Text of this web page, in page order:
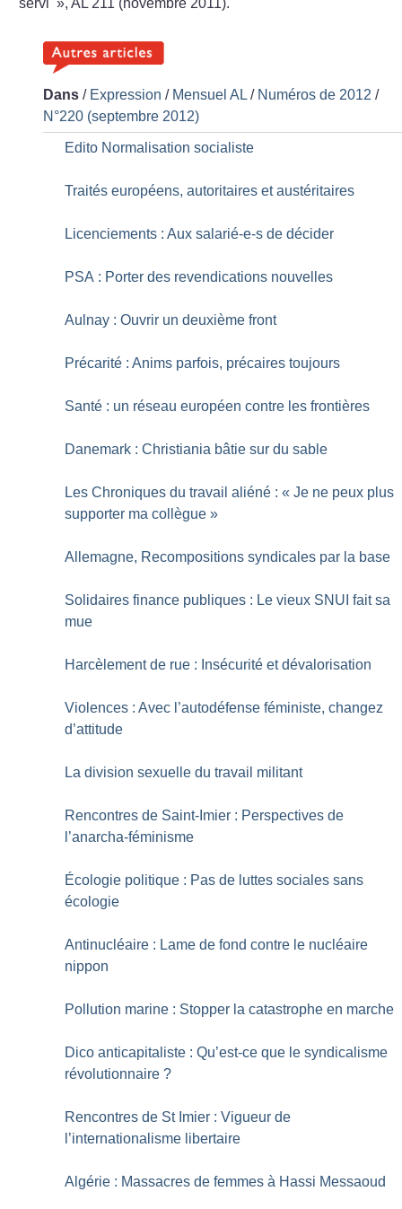
servi », AL 211 (novembre 2011).
Dans / Expression / Mensuel AL / Numéros de 2012 /
N°220 (septembre 2012)
Edito Normalisation socialiste
Traités européens, autoritaires et austéritaires
Licenciements : Aux salarié-e-s de décider
PSA : Porter des revendications nouvelles
Aulnay : Ouvrir un deuxième front
Précarité : Anims parfois, précaires toujours
Santé : un réseau européen contre les frontières
Danemark : Christiania bâtie sur du sable
Les Chroniques du travail aliéné : « Je ne peux plus
supporter ma collègue »
Allemagne, Recompositions syndicales par la base
Solidaires finance publiques : Le vieux SNUI fait sa
mue
Harcèlement de rue : Insécurité et dévalorisation
Violences : Avec l’autodéfense féministe, changez
d’attitude
La division sexuelle du travail militant
Rencontres de Saint-Imier : Perspectives de
l’anarcha-féminisme
Écologie politique : Pas de luttes sociales sans
écologie
Antinucléaire : Lame de fond contre le nucléaire
nippon
Pollution marine : Stopper la catastrophe en marche
Dico anticapitaliste : Qu’est-ce que le syndicalisme
révolutionnaire ?
Rencontres de St Imier : Vigueur de
l’internationalisme libertaire
Algérie : Massacres de femmes à Hassi Messaoud